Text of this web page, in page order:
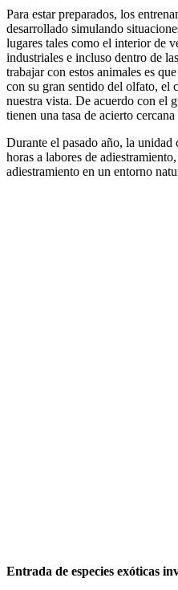
Para estar preparados, los
desarrollado simulando
lugares tales como el interior de
industriales e incluso dentro de
trabajar con estos animales es
con su gran sentido del olfato, el
nuestra vista. De acuerdo con el
tienen una tasa de acierto
Durante el pasado año, la
horas a labores de
adiestramiento en un entorno
Entrada de especies exóticas